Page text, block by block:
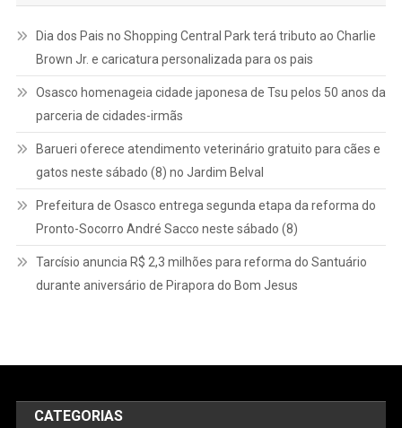
Dia dos Pais no Shopping Central Park terá tributo ao Charlie
Brown Jr. e caricatura personalizada para os pais
Osasco homenageia cidade japonesa de Tsu pelos 50 anos da
parceria de cidades-irmãs
Barueri oferece atendimento veterinário gratuito para cães e
gatos neste sábado (8) no Jardim Belval
Prefeitura de Osasco entrega segunda etapa da reforma do
Pronto-Socorro André Sacco neste sábado (8)
Tarcísio anuncia R$ 2,3 milhões para reforma do Santuário
durante aniversário de Pirapora do Bom Jesus
CATEGORIAS